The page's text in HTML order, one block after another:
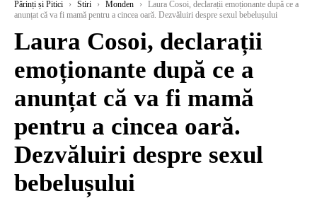
Părinți și Pitici › Stiri › Monden ›
Laura Cosoi, declarații emoționante după ce a
anunțat că va fi mamă pentru a cincea oară. Dezvăluiri despre sexul bebelușului
Laura Cosoi, declarații
emoționante după ce a
anunțat că va fi mamă
pentru a cincea oară.
Dezvăluiri despre sexul
bebelușului